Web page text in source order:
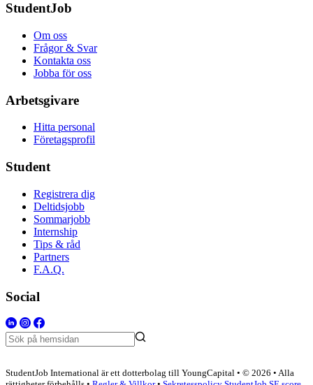
StudentJob
Om oss
Frågor & Svar
Kontakta oss
Jobba för oss
Arbetsgivare
Hitta personal
Företagsprofil
Student
Registrera dig
Deltidsjobb
Sommarjobb
Internship
Tips & råd
Partners
F.A.Q.
Social
StudentJob International är ett dotterbolag till YoungCapital • © 2026 • Alla